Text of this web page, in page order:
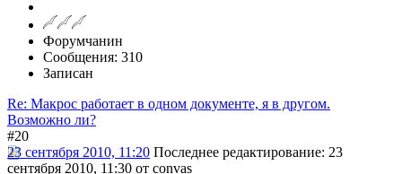
Форумчанин
Сообщения: 310
Записан
Re: Макрос работает в одном документе, я в другом.
Возможно ли?
#20
23 сентября 2010, 11:20 Последнее редактирование: 23
сентября 2010, 11:30 от convas